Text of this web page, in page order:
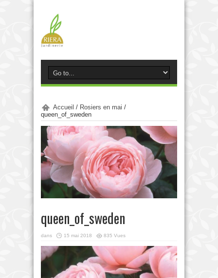
Accueil / Rosiers en mai /
queen_of_sweden
queen_of_sweden
dans 15 mai 2018 835 Vues